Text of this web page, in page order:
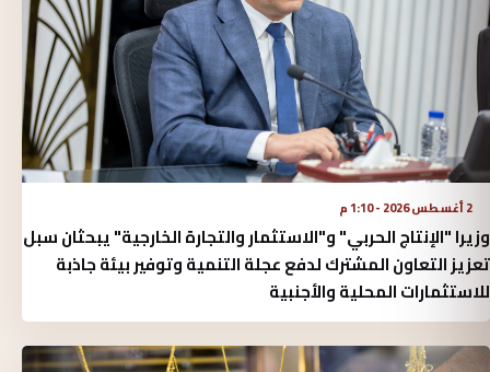
2 أغسطس 2026 - 1:10 م
وزيرا "الإنتاج الحربي" و"الاستثمار والتجارة الخارجية" يبحثان سبل
تعزيز التعاون المشترك لدفع عجلة التنمية وتوفير بيئة جاذبة
للاستثمارات المحلية والأجنبية